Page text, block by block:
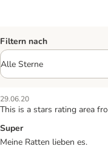
Filtern nach
29.06.20
This is a stars rating area
Super
Meine Ratten lieben es.